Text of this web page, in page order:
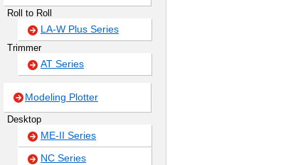
Roll to Roll
LA-W Plus Series
Trimmer
AT Series
Modeling Plotter
Desktop
ME-II Series
NC Series